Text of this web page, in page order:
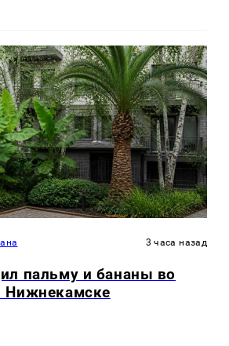
3 часа назад
пальму и бананы во
Нижнекамске